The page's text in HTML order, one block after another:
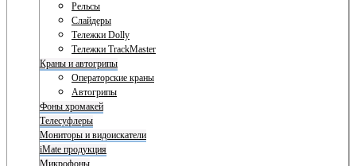
Рельсы
Слайдеры
Тележки Dolly
Тележки TrackMaster
Краны и автогрипы
Операторские краны
Автогрипы
Фоны хромакей
Телесуфлеры
Мониторы и видоискатели
iMate продукция
Микрофоны